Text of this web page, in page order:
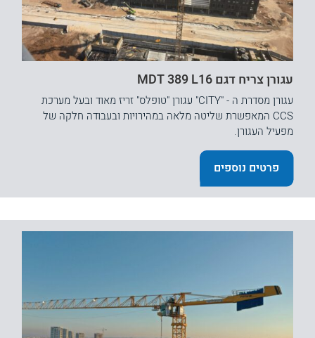
עגורן צריח דגם MDT 389 L16
עגורן מסדרת ה - "CITY" עגורן "טופלס" זריז מאוד ובעל מערכת
CCS המאפשרת שליטה מלאה במהירויות ובעבודה חלקה של
מפעיל העגורן.
פרטים נוספים